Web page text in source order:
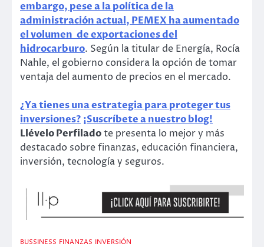
embargo, pese a la política de la
administración actual, PEMEX ha aumentado
el volumen de exportaciones del
hidrocarburo. Según la titular de Energía, Rocía
Nahle, el gobierno considera la opción de tomar
ventaja del aumento de precios en el mercado.
¿Ya tienes una estrategia para proteger tus
inversiones? ¡Suscríbete a nuestro blog!
Llévelo Perfiladote presenta lo mejor y más
destacado sobre finanzas, educación financiera,
inversión, tecnología y seguros.
BUSSINESS FINANZAS INVERSIÓN